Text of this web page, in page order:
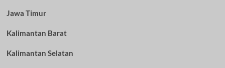
Jawa Timur
Kalimantan Barat
Kalimantan Selatan